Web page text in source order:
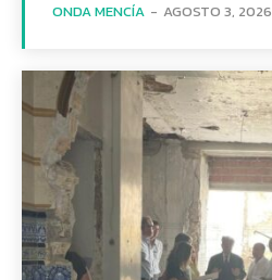
ONDA MENCÍA - AGOSTO 3, 2026